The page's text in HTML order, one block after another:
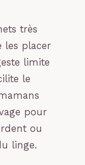
très
les placer
limite
le
pour
ou
linge.